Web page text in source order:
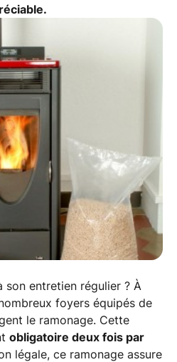
son entretien régulier ? À
foyers équipés de
le ramonage. Cette
obligatoire deux fois par
légale, ce ramonage assure